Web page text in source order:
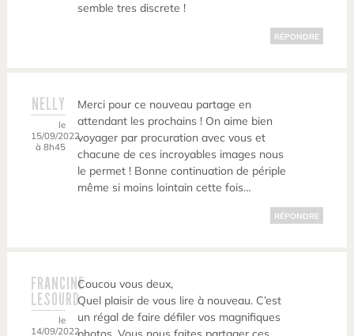
semble tres discrete !
RÉPONDRE
NELLY
le
15/09/2022
à 8h45
Merci pour ce nouveau partage en
attendant les prochains ! On aime bien
voyager par procuration avec vous et
chacune de ces incroyables images nous
le permet ! Bonne continuation de périple
même si moins lointain cette fois…
RÉPONDRE
FRANCINE
LESOURD
le
14/09/2022
Coucou vous deux,
Quel plaisir de vous lire à nouveau. C’est
un régal de faire défiler vos magnifiques